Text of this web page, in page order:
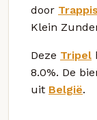
door
Klein
Deze Tripel
8.0%. De
uit België.